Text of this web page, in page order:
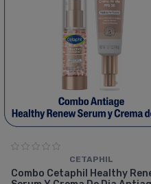
CETAPHIL
Combo Cetaphil Healthy